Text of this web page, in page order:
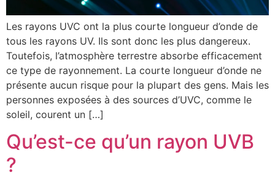
Les rayons UVC ont la plus courte longueur d’onde de
tous les rayons UV. Ils sont donc les plus dangereux.
Toutefois, l’atmosphère terrestre absorbe efficacement
ce type de rayonnement. La courte longueur d’onde ne
présente aucun risque pour la plupart des gens. Mais les
personnes exposées à des sources d’UVC, comme le
soleil, courent un […]
Qu’est-ce qu’un rayon UVB
?